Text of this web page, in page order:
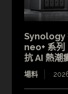
Synology
neo+ 系
抗 AI 熱潮
場料